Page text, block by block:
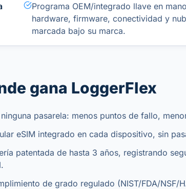
Programa OEM/integrado llave en
hardware, firmware, conectividad y
marcada bajo su marca.
gana LoggerFlex
ninguna pasarela: menos puntos de fallo,
eSIM integrado en cada dispositivo, sin
patentada de hasta 3 años, registrando
de grado regulado (NIST/FDA/NSF/